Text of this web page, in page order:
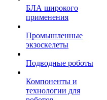
БЛА широкого
применения
Промышленные
экзоскелеты
Подводные роботы
Компоненты и
технологии для